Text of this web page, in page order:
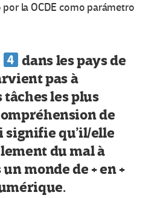
la OCDE como parámetro
dans les pays de
pas à
les plus
de
signifie qu’il/elle
du mal à
monde de + en +